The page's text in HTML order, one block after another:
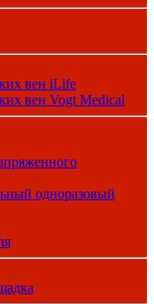
вен iLife
вен Vogt Medical
одноразовый